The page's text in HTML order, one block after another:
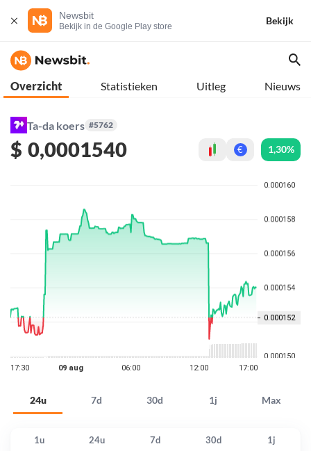
Newsbit
Bekijk in de Google Play store
Bekijk
Overzicht Statistieken Uitleg Nieuws
Ta-da koers #5762
$ 0,0001540 € 1,30%
24u 7d 30d 1j Max
1u 24u 7d 30d
1j